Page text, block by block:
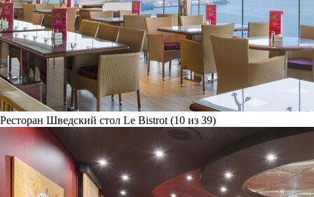
Ресторан Шведский стол Le Bistrot (10 из 39)